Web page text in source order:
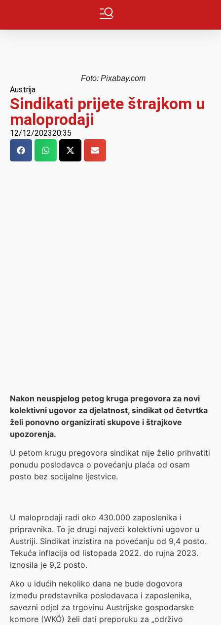
Foto: Pixabay.com
Austrija
Sindikati prijete štrajkom u
maloprodaji
12/12/202320:35
Nakon neuspjelog petog kruga pregovora za novi
kolektivni ugovor za djelatnost, sindikat od četvrtka
želi ponovno organizirati skupove i štrajkove
upozorenja.
U petom krugu pregovora sindikat nije želio prihvatiti
ponudu poslodavca o povećanju plaća od osam
posto bez socijalne ljestvice.
U maloprodaji radi oko 430.000 zaposlenika i
pripravnika. To je drugi najveći kolektivni ugovor u
Austriji. Sindikat inzistira na povećanju od 9,4 posto.
Tekuća inflacija od listopada 2022. do rujna 2023.
iznosila je 9,2 posto.
Ako u idućih nekoliko dana ne bude dogovora
između predstavnika poslodavaca i zaposlenika,
savezni odjel za trgovinu Austrijske gospodarske
komore (WKÖ) želi dati preporuku za „održivo